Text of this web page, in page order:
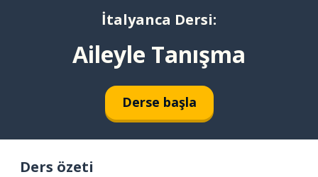
İtalyanca Dersi:
Aileyle Tanışma
Derse başla
Ders özeti